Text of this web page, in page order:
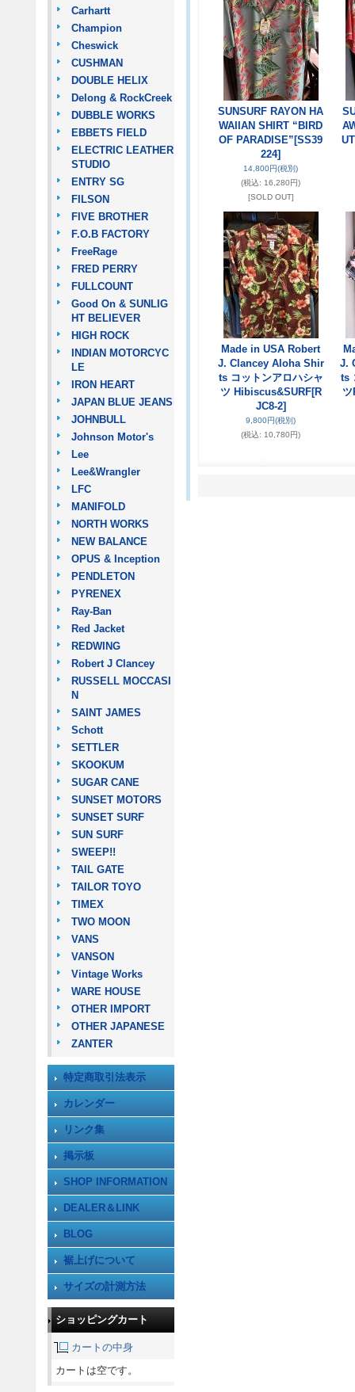
Carhartt
Champion
Cheswick
CUSHMAN
DOUBLE HELIX
Delong & RockCreek
DUBBLE WORKS
EBBETS FIELD
ELECTRIC LEATHER
STUDIO
ENTRY SG
FILSON
FIVE BROTHER
F.O.B FACTORY
FreeRage
FRED PERRY
FULLCOUNT
Good On & SUNLIG
HT BELIEVER
HIGH ROCK
INDIAN MOTORCYC
LE
IRON HEART
JAPAN BLUE JEANS
JOHNBULL
Johnson Motor's
Lee
Lee&Wrangler
LFC
MANIFOLD
NORTH WORKS
NEW BALANCE
OPUS & Inception
PENDLETON
PYRENEX
Ray-Ban
Red Jacket
REDWING
Robert J Clancey
RUSSELL MOCCASI
N
SAINT JAMES
Schott
SETTLER
SKOOKUM
SUGAR CANE
SUNSET MOTORS
SUNSET SURF
SUN SURF
SWEEP!!
TAIL GATE
TAILOR TOYO
TIMEX
TWO MOON
VANS
VANSON
Vintage Works
WARE HOUSE
OTHER IMPORT
OTHER JAPANESE
ZANTER
特定商取引法表示
カレンダー
リンク集
掲示板
SHOP INFORMATION
DEALER＆LINK
BLOG
裾上げについて
サイズの計測方法
ショッピングカート
カートの中身
カートは空です。
SUNSURF RAYON HA
WAIIAN SHIRT “BIRD
OF PARADISE” [SS39
224]
14,800円(税別)
(税込: 16,280円)
[SOLD OUT]
Made in USA Robert
J. Clancey Aloha Shir
ts コットンアロハシャ
ツ Hibiscus&SURF[R
JC8-2]
9,800円(税別)
(税込: 10,780円)
J.
ts